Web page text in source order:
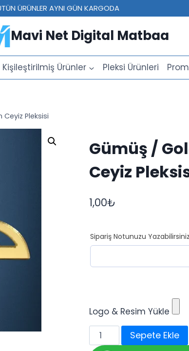
ÜRÜNLER AYNI GÜN KARGODA
Mavi Net Digital Matbaa
Kişileştirilmiş Ürünler Pleksi Ürünleri
Pleksisi
Gümüş /
Ceyiz
1,00₺
Sipariş Notunuzu
Logo & Resim Yükle
Gümüş
/
Sepete Ekle